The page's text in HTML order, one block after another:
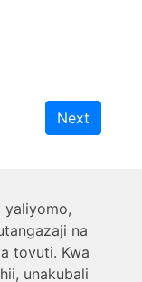
Next
yaliyomo,
na
tovuti. Kwa
unakubali